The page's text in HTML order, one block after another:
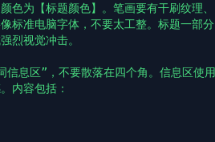
色为【标题颜色】。笔画要有干刷纹理、
标准电脑字体，不要太工整。标题一部分
烈视觉冲击。
息区”，不要散落在四个角。信息区使用
内容包括：